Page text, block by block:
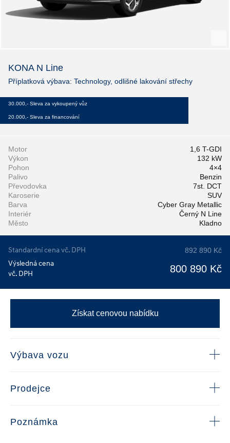
KONA N Line
Příplatková výbava: Technology, odlišné lakování střechy
30.000,- Sleva za vykoupený vůz
20.000,- Sleva za financování
Motor
1,6 T-GDI
Výkon
132 kW
Pohon
4×4
Palivo
Benzin
Převodovka
7st. DCT
Karoserie
SUV
Barva
Cyber Gray Metallic
Interiér
Černý N Line
Město
Kladno
Standardní cena vč. DPH 892 890 Kč
Výsledná cena
vč. DPH
800 890 Kč
Získat cenovou nabídku
Výbava vozu
Prodejce
Poznámka